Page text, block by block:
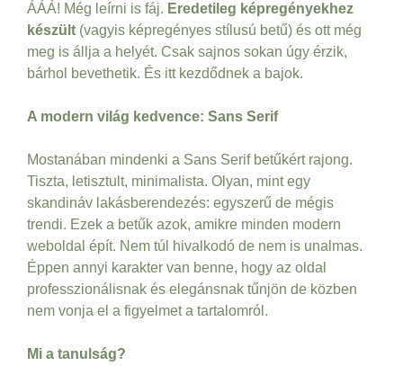
ÁÁÁ! Még leírni is fáj. Eredetileg képregényekhez
készült (vagyis képregényes stílusú betű) és ott még
meg is állja a helyét. Csak sajnos sokan úgy érzik,
bárhol bevethetik. És itt kezdődnek a bajok.
A modern világ kedvence: Sans Serif
Mostanában mindenki a Sans Serif betűkért rajong.
Tiszta, letisztult, minimalista. Olyan, mint egy
skandináv lakásberendezés: egyszerű de mégis
trendi. Ezek a betűk azok, amikre minden modern
weboldal épít. Nem túl hivalkodó de nem is unalmas.
Éppen annyi karakter van benne, hogy az oldal
professzionálisnak és elegánsnak tűnjön de közben
nem vonja el a figyelmet a tartalomról.
Mi a tanulság?